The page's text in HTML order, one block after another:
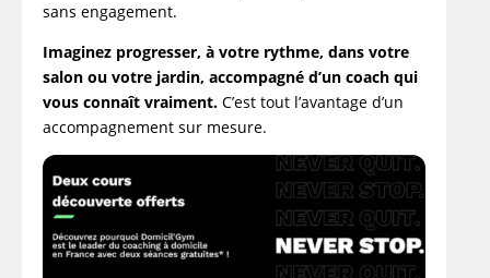
sans engagement.
Imaginez progresser, à votre rythme, dans votre
salon ou votre jardin, accompagné d’un coach qui
vous connaît vraiment. C’est tout l’avantage d’un
accompagnement sur mesure.